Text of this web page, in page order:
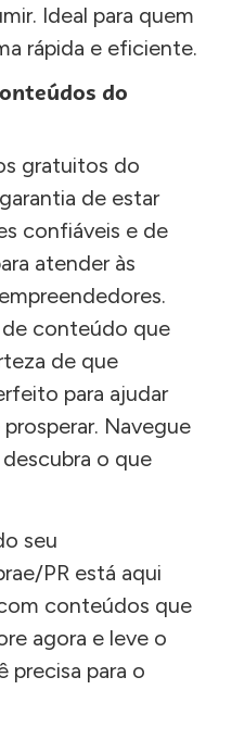
Ideal para quem
rápida e eficiente.
do
gratuitos do
de estar
confiáveis e de
atender às
conteúdo que
de que
para ajudar
Navegue
o que
seu
PR está aqui
conteúdos que
agora e leve o
para o